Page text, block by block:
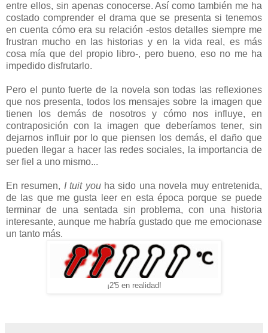
entre ellos, sin apenas conocerse. Así como también me ha
costado comprender el drama que se presenta si tenemos
en cuenta cómo era su relación -estos detalles siempre me
frustran mucho en las historias y en la vida real, es más
cosa mía que del propio libro-, pero bueno, eso no me ha
impedido disfrutarlo.
Pero el punto fuerte de la novela son todas las reflexiones
que nos presenta, todos los mensajes sobre la imagen que
tienen los demás de nosotros y cómo nos influye, en
contraposición con la imagen que deberíamos tener, sin
dejarnos influir por lo que piensen los demás, el daño que
pueden llegar a hacer las redes sociales, la importancia de
ser fiel a uno mismo...
En resumen, I tuit youha sido una novela muy entretenida,
de las que me gusta leer en esta época porque se puede
terminar de una sentada sin problema, con una historia
interesante, aunque me habría gustado que me emocionase
un tanto más.
¡2'5 en realidad!